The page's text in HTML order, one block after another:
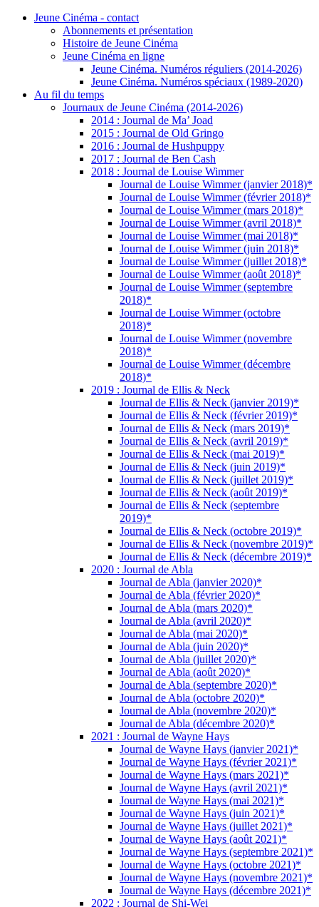
Jeune Cinéma - contact
Abonnements et présentation
Histoire de Jeune Cinéma
Jeune Cinéma en ligne
Jeune Cinéma. Numéros réguliers (2014-2026)
Jeune Cinéma. Numéros spéciaux (1989-2020)
Au fil du temps
Journaux de Jeune Cinéma (2014-2026)
2014 : Journal de Ma’ Joad
2015 : Journal de Old Gringo
2016 : Journal de Hushpuppy
2017 : Journal de Ben Cash
2018 : Journal de Louise Wimmer
Journal de Louise Wimmer (janvier 2018)*
Journal de Louise Wimmer (février 2018)*
Journal de Louise Wimmer (mars 2018)*
Journal de Louise Wimmer (avril 2018)*
Journal de Louise Wimmer (mai 2018)*
Journal de Louise Wimmer (juin 2018)*
Journal de Louise Wimmer (juillet 2018)*
Journal de Louise Wimmer (août 2018)*
Journal de Louise Wimmer (septembre
2018)*
Journal de Louise Wimmer (octobre
2018)*
Journal de Louise Wimmer (novembre
2018)*
Journal de Louise Wimmer (décembre
2018)*
2019 : Journal de Ellis & Neck
Journal de Ellis & Neck (janvier 2019)*
Journal de Ellis & Neck (février 2019)*
Journal de Ellis & Neck (mars 2019)*
Journal de Ellis & Neck (avril 2019)*
Journal de Ellis & Neck (mai 2019)*
Journal de Ellis & Neck (juin 2019)*
Journal de Ellis & Neck (juillet 2019)*
Journal de Ellis & Neck (août 2019)*
Journal de Ellis & Neck (septembre
2019)*
Journal de Ellis & Neck (octobre 2019)*
Journal de Ellis & Neck (novembre 2019)*
Journal de Ellis & Neck (décembre 2019)*
2020 : Journal de Abla
Journal de Abla (janvier 2020)*
Journal de Abla (février 2020)*
Journal de Abla (mars 2020)*
Journal de Abla (avril 2020)*
Journal de Abla (mai 2020)*
Journal de Abla (juin 2020)*
Journal de Abla (juillet 2020)*
Journal de Abla (août 2020)*
Journal de Abla (septembre 2020)*
Journal de Abla (octobre 2020)*
Journal de Abla (novembre 2020)*
Journal de Abla (décembre 2020)*
2021 : Journal de Wayne Hays
Journal de Wayne Hays (janvier 2021)*
Journal de Wayne Hays (février 2021)*
Journal de Wayne Hays (mars 2021)*
Journal de Wayne Hays (avril 2021)*
Journal de Wayne Hays (mai 2021)*
Journal de Wayne Hays (juin 2021)*
Journal de Wayne Hays (juillet 2021)*
Journal de Wayne Hays (août 2021)*
Journal de Wayne Hays (septembre 2021)*
Journal de Wayne Hays (octobre 2021)*
Journal de Wayne Hays (novembre 2021)*
Journal de Wayne Hays (décembre 2021)*
2022 : Journal de Shi-Wei